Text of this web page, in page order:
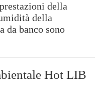
della
della
da banco sono
Hot LIB